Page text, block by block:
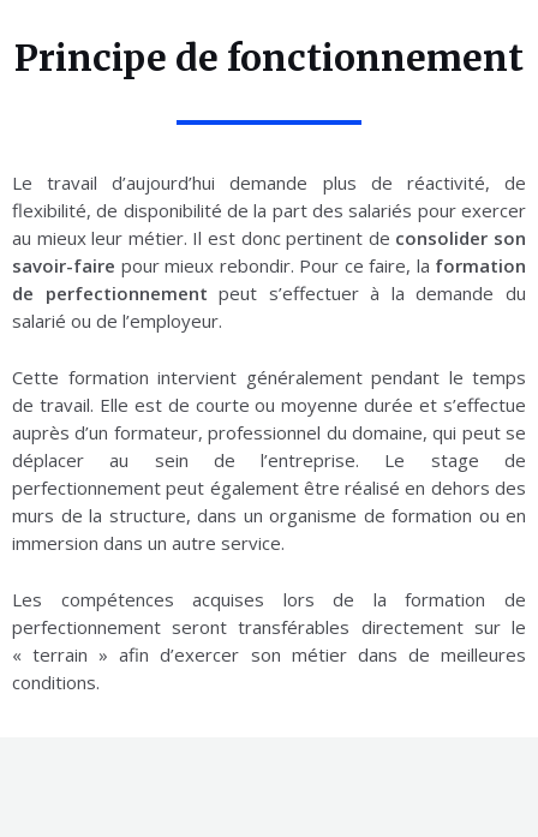
Principe de fonctionnement
Le travail d’aujourd’hui demande plus de réactivité, de
flexibilité, de disponibilité de la part des salariés pour exercer
au mieux leur métier. Il est donc pertinent de consolider son
savoir-faire pour mieux rebondir. Pour ce faire, la formation
de perfectionnement peut s’effectuer à la demande du
salarié ou de l’employeur.
Cette formation intervient généralement pendant le temps
de travail. Elle est de courte ou moyenne durée et s’effectue
auprès d’un formateur, professionnel du domaine, qui peut se
déplacer au sein de l’entreprise. Le stage de
perfectionnement peut également être réalisé en dehors des
murs de la structure, dans un organisme de formation ou en
immersion dans un autre service.
Les compétences acquises lors de la formation de
perfectionnement seront transférables directement sur le
« terrain » afin d’exercer son métier dans de meilleures
conditions.